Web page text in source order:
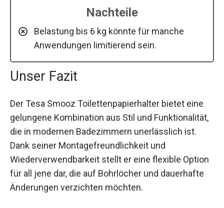
Nachteile
Belastung bis 6 kg könnte für manche
Anwendungen limitierend sein.
Unser Fazit
Der Tesa Smooz Toilettenpapierhalter bietet eine
gelungene Kombination aus Stil und Funktionalität,
die in modernen Badezimmern unerlässlich ist.
Dank seiner Montagefreundlichkeit und
Wiederverwendbarkeit stellt er eine flexible Option
für all jene dar, die auf Bohrlöcher und dauerhafte
Änderungen verzichten möchten.